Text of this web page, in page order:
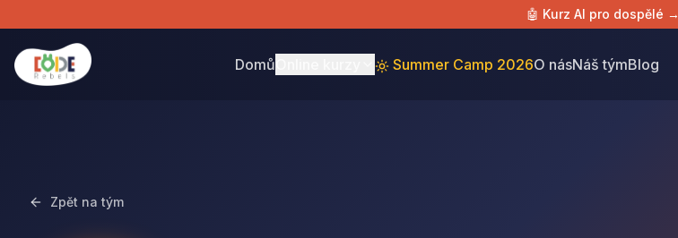
🤖 Kurz AI pro dospělé →
Domů Summer Camp 2026O násNáš týmBlog
Zpět na tým